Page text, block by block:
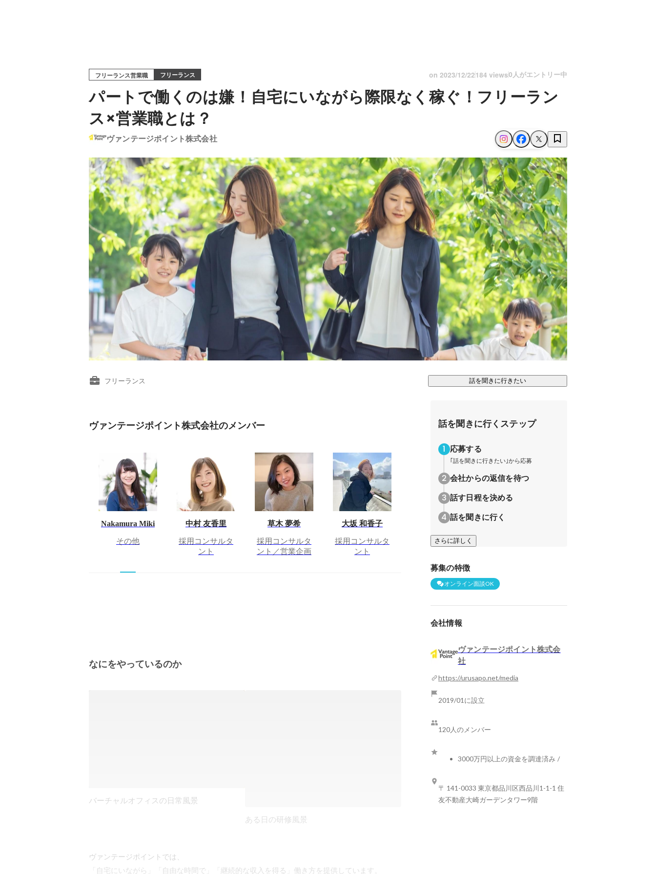
フリーランス営業職 フリーランス on 2023/12/22184 views0人がエントリー中
パートで働くのは嫌！自宅にいながら際限なく稼ぐ！フリーラン
ス×営業職とは？
ヴァンテージポイント株式会社
フリーランス 話を聞きに行きたい
ヴァンテージポイント株式会社のメンバー
Nakamura Miki
その他
中村 友香里
採用コンサルタ
ント
草木 夢希
採用コンサルタ
ント／営業企画
大坂 和香子
採用コンサルタ
ント
なにをやっているのか
バーチャルオフィスの日常風景
ある日の研修風景
ヴァンテージポイントでは、
「自宅にいながら」「自由な時間で」「継続的な収入を得る」働き方を提供しています。
話を聞きに行くステップ
応募する
｢話を聞きに行きたい｣から応募
会社からの返信を待つ
話す日程を決める
話を聞きに行く
さらに詳しく
募集の特徴
オンライン面談OK
会社情報
ヴァンテージポイント株式会
社
https://urusapo.net/media
2019/01に設立
120人のメンバー
3000万円以上の資金を調達済み /
〒 141-0033 東京都品川区西品川1-1-1 住
友不動産大崎ガーデンタワー9階